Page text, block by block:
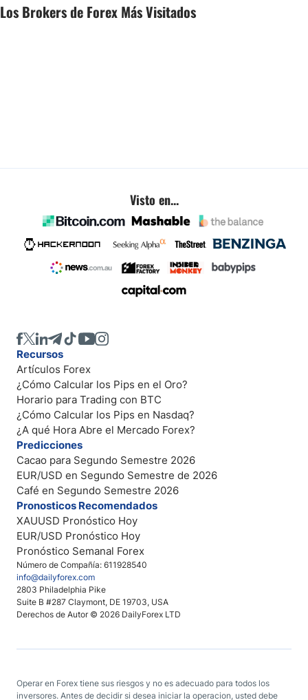
Los Brokers de Forex Más Visitados
Visto en...
Número de Compañía: 611928540
info@dailyforex.com
2803 Philadelphia Pike
Suite B #287 Claymont, DE 19703, USA
Derechos de Autor © 2026 DailyForex LTD
Recursos
Artículos Forex
¿Cómo Calcular los Pips en el Oro?
Horario para Trading con BTC
¿Cómo Calcular los Pips en Nasdaq?
¿A qué Hora Abre el Mercado Forex?
Predicciones
Cacao para Segundo Semestre 2026
EUR/USD en Segundo Semestre de 2026
Café en Segundo Semestre 2026
Pronosticos Recomendados
XAUUSD Pronóstico Hoy
EUR/USD Pronóstico Hoy
Pronóstico Semanal Forex
Operar en Forex tiene sus riesgos y no es adecuado para todos los
inversores. Antes de decidir si desea iniciar la operacion, usted debe